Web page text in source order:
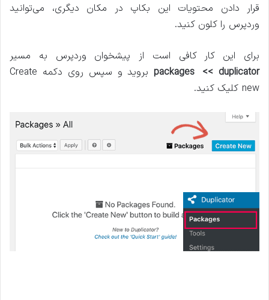
قرار دادن محتویات این بکاپ در مکان دیگری، می‌توانید
وردپرس را کلون کنید.
برای این کار کافی است از پیشخوان وردپرس به مسیر
packages << duplicator
بروید و سپس روی دکمه Create
new کلیک کنید.